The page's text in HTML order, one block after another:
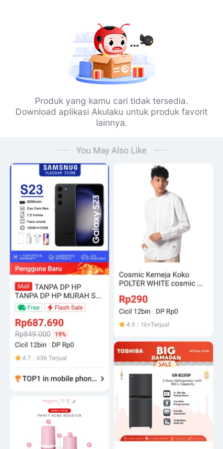
Produk yang kamu cari tidak tersedia.
Download aplikasi Akulaku untuk produk favorit
lainnya.